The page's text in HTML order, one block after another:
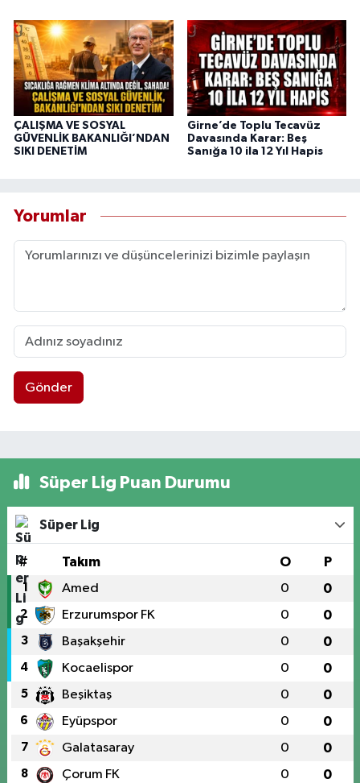
ÇALIŞMA VE SOSYAL
GÜVENLİK BAKANLIĞI’NDAN
SIKI DENETİM
Girne’de Toplu Tecavüz
Davasında Karar: Beş
Sanığa 10 ila 12 Yıl Hapis
Yorumlar
Gönder
Süper Lig Puan Durumu
Süper Lig
# Takım O P
1 Amed 0 0
2 Erzurumspor FK 0 0
3 Başakşehir 0 0
4 Kocaelispor 0 0
5 Beşiktaş 0 0
6 Eyüpspor 0 0
7 Galatasaray 0 0
8 Çorum FK 0 0